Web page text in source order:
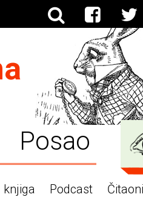
Posao
knjiga Podcast